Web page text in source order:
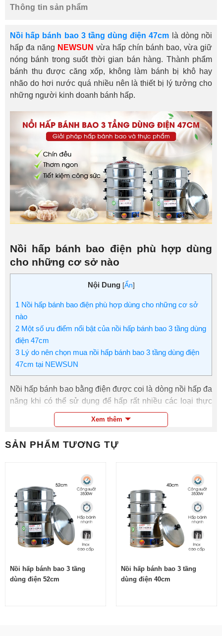
Thông tin sản phẩm
Nồi hấp bánh bao 3 tầng dùng điện 47cm là dòng nồi
hấp đa năng NEWSUN vừa hấp chín bánh bao, vừa giữ
nóng bánh trong suốt thời gian bán hàng. Thành phẩm
bánh thu được căng xốp, không làm bánh bị khô hay
nhão do hơi nước quá nhiều nên là thiết bị lý tưởng cho
những người kinh doanh bánh hấp.
Nồi hấp bánh bao điện phù hợp dùng
cho những cơ sở nào
Nội Dung [Ẩn]
1 Nồi hấp bánh bao điện phù hợp dùng cho những cơ sở
nào
2 Một số ưu điểm nổi bật của nồi hấp bánh bao 3 tầng dùng
điện 47cm
3 Lý do nên chọn mua nồi hấp bánh bao 3 tầng dùng điện
47cm tại NEWSUN
Nồi hấp bánh bao bằng điện được coi là dòng nồi hấp đa
năng khi có thể sử dụng để hấp rất nhiều các loại thực
phẩm và hâm nóng món ăn khác nhau như: Rau củ, xôi,
giò chả, xúc xích, hải sản,…
Nhờ khả năng hấp đa dạng các loại nguyên liệu, nồi hấp
Xem thêm
SẢN PHẨM TƯƠNG TỰ
Nồi hấp bánh bao 3 tầng
dùng điện 52cm
Nồi hấp bánh bao 3 tầng
dùng điện 40cm